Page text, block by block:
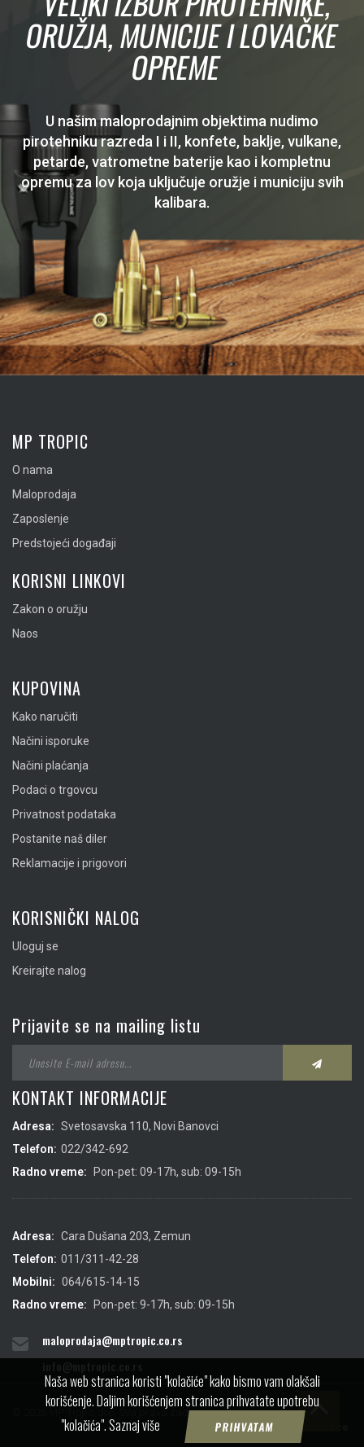
ORUŽJA, MUNICIJE I LOVAČKE
OPREME
U našim maloprodajnim objektima nudimo
pirotehniku razreda I i II, konfete, baklje, vulkane,
petarde, vatrometne baterije kao i kompletnu
opremu za lov koja uključuje oružje i municiju svih
kalibara.
MP TROPIC
O nama
Maloprodaja
Zaposlenje
Predstojeći događaji
KORISNI LINKOVI
Zakon o oružju
Naos
KUPOVINA
Kako naručiti
Načini isporuke
Načini plaćanja
Podaci o trgovcu
Privatnost podataka
Postanite naš diler
Reklamacije i prigovori
KORISNIČKI NALOG
Uloguj se
Kreirajte nalog
Prijavite se na mailing listu
KONTAKT INFORMACIJE
Adresa: Svetosavska 110, Novi Banovci
Telefon: 022/342-692
Radno vreme:
Pon-pet: 09-17h, sub: 09-15h
Adresa: Cara Dušana 203, Zemun
Telefon: 011/311-42-28
Mobilni: 064/615-14-15
Radno vreme:
Pon-pet: 9-17h, sub: 09-15h
maloprodaja@mptropic.co.rs
© 2026 MP Tropic doo. Sva prava zadržana.
Created byIMS ViewSource.
Naša web stranica koristi "kolačiće" kako bismo vam olakšali
korišćenje. Daljim korišćenjem stranica prihvatate upotrebu
"kolačića".Saznaj više PRIHVATAM